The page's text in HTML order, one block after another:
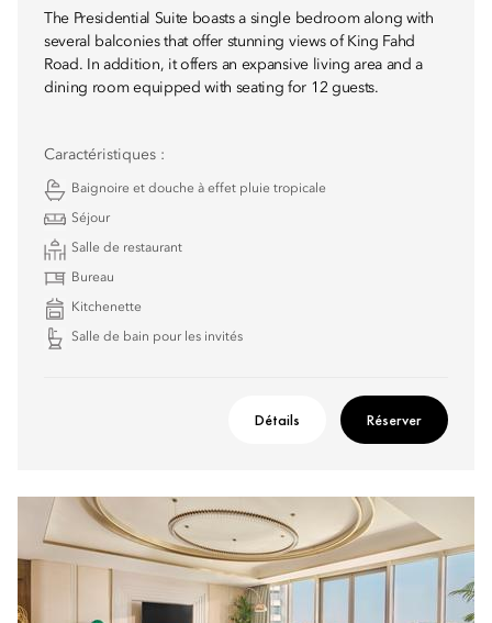
The Presidential Suite boasts a single bedroom along with
several balconies that offer stunning views of King Fahd
Road. In addition, it offers an expansive living area and a
dining room equipped with seating for 12 guests.
Caractéristiques :
Baignoire et douche à effet pluie tropicale
Séjour
Salle de restaurant
Bureau
Kitchenette
Salle de bain pour les invités
Détails Réserver